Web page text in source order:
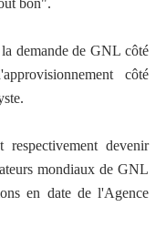
bon".
demande de GNL côté
côté
devenir
mondiaux de GNL
en date de l'Agence